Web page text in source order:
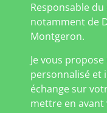
Responsable
notamment de
Montgeron.
Je vous
personnalisé et
échange sur
mettre en avant